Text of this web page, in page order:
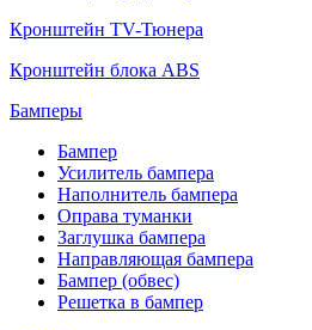
Кронштейн TV-Тюнера
Кронштейн блока ABS
Бамперы
Бампер
Усилитель бампера
Наполнитель бампера
Оправа туманки
Заглушка бампера
Направляющая бампера
Бампер (обвес)
Решетка в бампер